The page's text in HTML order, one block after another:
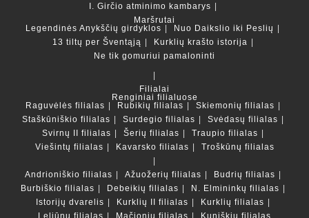
I. Girčio atminimo kambarys
Maršrutai
Legendinės Anykščių girdyklos
Nuo Daikslio iki Peslių
13 tiltų per Šventąją
Kurklių krašto istorija
Ne tik gomuriui pamaloninti
Filialai
Renginiai filialuose
Raguvėlės filialas
Rubikių filialas
Skiemonių filialas
Staškūniškio filialas
Surdegio filialas
Svėdasų filialas
Svirnų II filialas
Šerių filialas
Traupio filialas
Viešintų filialas
Kavarsko filialas Troškūnų filialas
Andrioniškio filialas Ažuožerių filialas
Budrių filialas
Burbiškio filialas
Debeikių filialas
N. Elmininkų filialas
Istorijų dvarelis
Kurklių II filialas
Kurklių filialas
Leliūnų filialas
Mačionių filialas Kuniškių filialas